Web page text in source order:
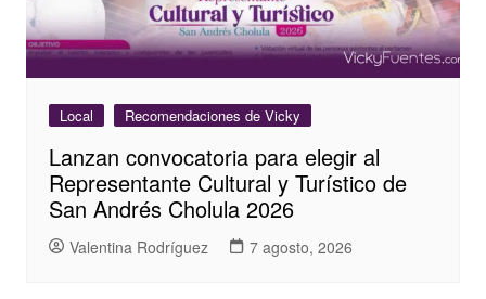
Local Recomendaciones de Vicky
Lanzan convocatoria para elegir al
Representante Cultural y Turístico de
San Andrés Cholula 2026
Valentina Rodríguez 7 agosto, 2026